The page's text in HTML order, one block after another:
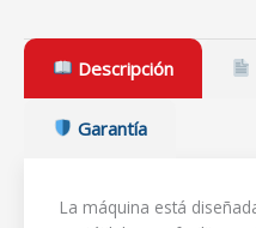
Descripción
Garantía
La máquina está